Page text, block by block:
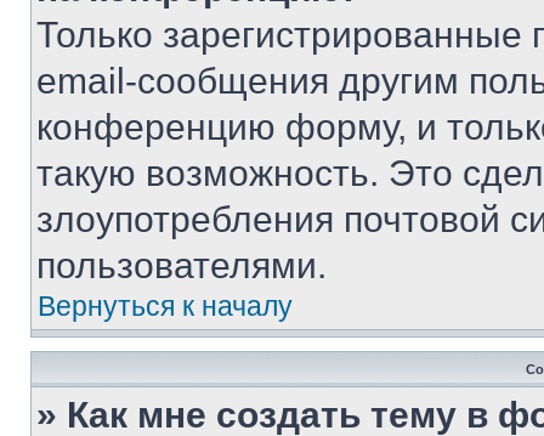
Только зарегистрированные
email-сообщения другим
конференцию форму, и
такую возможность. Это
злоупотребления почтовой
пользователями.
Вернуться к началу
» Как мне создать тему в